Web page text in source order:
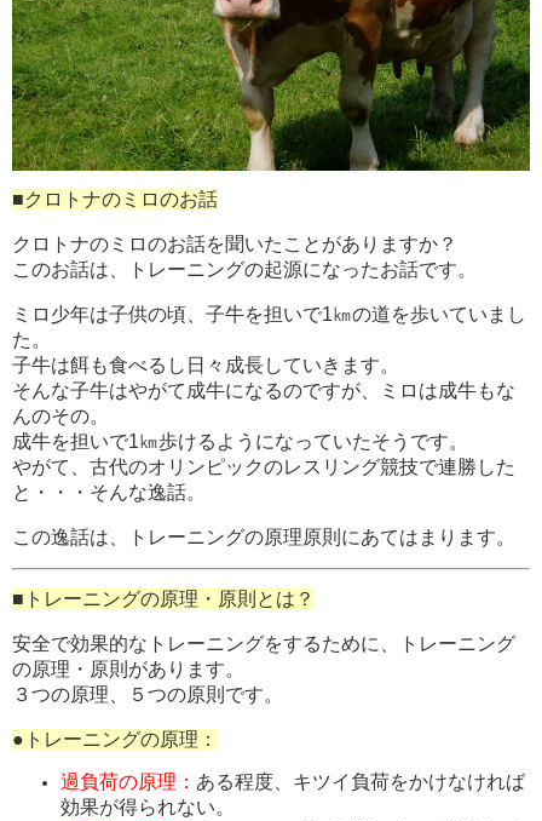
■クロトナのミロのお話
クロトナのミロのお話を聞いたことがありますか？
このお話は、トレーニングの起源になったお話です。
ミロ少年は子供の頃、子牛を担いで1㎞の道を歩いていまし
た。
子牛は餌も食べるし日々成長していきます。
そんな子牛はやがて成牛になるのですが、ミロは成牛もな
んのその。
成牛を担いで1㎞歩けるようになっていたそうです。
やがて、古代のオリンピックのレスリング競技で連勝した
と・・・そんな逸話。
この逸話は、トレーニングの原理原則にあてはまります。
■トレーニングの原理・原則とは？
安全で効果的なトレーニングをするために、トレーニング
の原理・原則があります。
３つの原理、５つの原則です。
●トレーニングの原理：
過負荷の原理： ある程度、キツイ負荷をかけなければ
効果が得られない。